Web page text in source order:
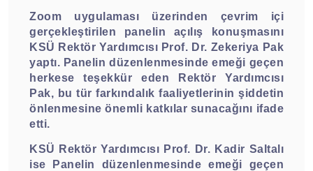
Zoom uygulaması üzerinden çevrim içi
gerçekleştirilen panelin açılış konuşmasını
KSÜ Rektör Yardımcısı Prof. Dr. Zekeriya Pak
yaptı. Panelin düzenlenmesinde emeği geçen
herkese teşekkür eden Rektör Yardımcısı
Pak, bu tür farkındalık faaliyetlerinin şiddetin
önlenmesine önemli katkılar sunacağını ifade
etti.
KSÜ Rektör Yardımcısı Prof. Dr. Kadir Saltalı
ise Panelin düzenlenmesinde emeği geçen